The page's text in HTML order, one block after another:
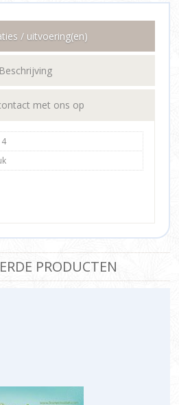
/ uitvoering(en)
Beschrijving
met ons op
PRODUCTEN